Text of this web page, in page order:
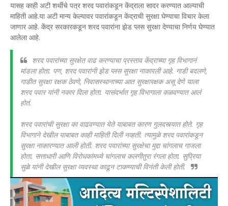
यासह काही अटी शर्थीचे पत्र शरद पवारांकडून केंद्राला सादर करण्यात आल्याची
माहिती आहे.या अटी मान्य केल्यावर पवारांकडून केंद्राची सुरक्षा घेण्याचा विचार केला
जाणार आहे. केंद्र सरकारकडून शरद पवारांना झेड प्लस सुरक्षा देण्याचा निर्णय घेण्यात
आलेला आहे.
शरद पवारांच्या सुरक्षेत वाढ करण्याचा प्रस्ताव केंद्राच्या गृह विभागानं
मांडला होता. पण, शरद पवारांनी झेड प्लस सुरक्षा नाकारली आहे. गाडी बदलणे,
गाडीत सुरक्षा रक्षक ठेवणे, निवासस्थानाच्या आत सुरक्षारक्षक असू देणे याला
शरद पवार यांनी नकार दिला होता. यासंदर्भात गृह विभागाला कळवण्यात आलं
होतं.
शरद पवारांची सुरक्षा का वाढवण्यात येते याबाबत कारण गुलदस्त्यात होते. गृह
विभागाने देखील याबाबत काही माहिती दिली नव्हती. त्यामुळे शरद पवारांकडून
सुरक्षा नाकारण्यात आली होती. शरद पवारांच्या सुरक्षेचा मुद्दा चांगलाच गाजला
होता. सत्ताधारी आणि विरोधकांमध्ये चांगलाच कलगीतुरा रंगला होता. सुप्रिया
सुळे यांनी देखील सुरक्षा व्यवस्था काढून टाकण्याची विनंती केली होती.